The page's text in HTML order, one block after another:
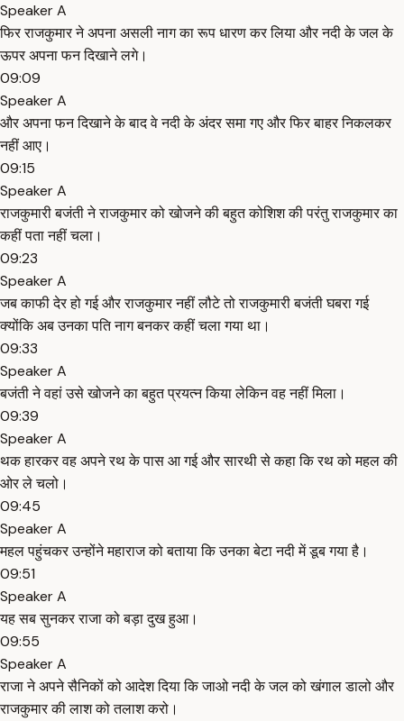
Speaker A
फिर राजकुमार ने अपना असली नाग का रूप धारण कर लिया और नदी के जल के
ऊपर अपना फन दिखाने लगे।
09:09
Speaker A
और अपना फन दिखाने के बाद वे नदी के अंदर समा गए और फिर बाहर निकलकर
नहीं आए।
09:15
Speaker A
राजकुमारी बजंती ने राजकुमार को खोजने की बहुत कोशिश की परंतु राजकुमार का
कहीं पता नहीं चला।
09:23
Speaker A
जब काफी देर हो गई और राजकुमार नहीं लौटे तो राजकुमारी बजंती घबरा गई
क्योंकि अब उनका पति नाग बनकर कहीं चला गया था।
09:33
Speaker A
बजंती ने वहां उसे खोजने का बहुत प्रयत्न किया लेकिन वह नहीं मिला।
09:39
Speaker A
थक हारकर वह अपने रथ के पास आ गई और सारथी से कहा कि रथ को महल की
ओर ले चलो।
09:45
Speaker A
महल पहुंचकर उन्होंने महाराज को बताया कि उनका बेटा नदी में डूब गया है।
09:51
Speaker A
यह सब सुनकर राजा को बड़ा दुख हुआ।
09:55
Speaker A
राजा ने अपने सैनिकों को आदेश दिया कि जाओ नदी के जल को खंगाल डालो और
राजकुमार की लाश को तलाश करो।